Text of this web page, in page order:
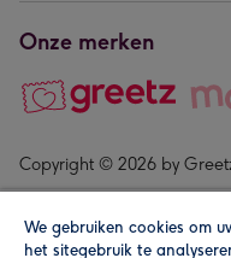
Onze merken
Copyright © 2026 by
We gebruiken cookies om
het sitegebruik te